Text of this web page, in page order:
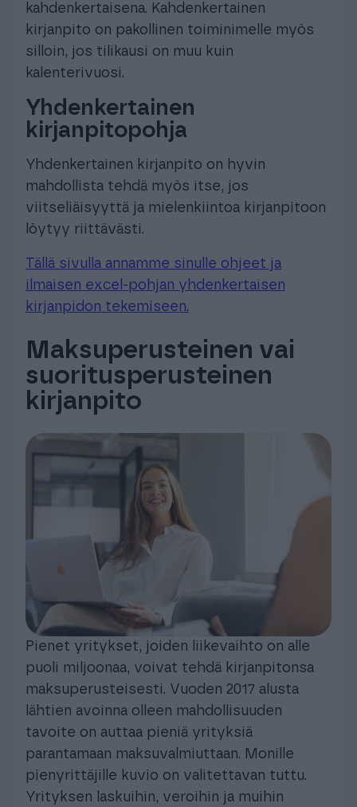
kahdenkertaisena. Kahdenkertainen
kirjanpito on pakollinen toiminimelle myös
silloin, jos tilikausi on muu kuin
kalenterivuosi.
Yhdenkertainen
kirjanpitopohja
Yhdenkertainen kirjanpito on hyvin
mahdollista tehdä myös itse, jos
viitseliäisyyttä ja mielenkiintoa kirjanpitoon
löytyy riittävästi.
Tällä sivulla annamme sinulle ohjeet ja
ilmaisen excel-pohjan yhdenkertaisen
kirjanpidon tekemiseen.
Maksuperusteinen vai
suoritusperusteinen
kirjanpito
Pienet yritykset, joiden liikevaihto on alle
puoli miljoonaa, voivat tehdä kirjanpitonsa
maksuperusteisesti. Vuoden 2017 alusta
lähtien avoinna olleen mahdollisuuden
tavoite on auttaa pieniä yrityksiä
parantamaan maksuvalmiuttaan. Monille
pienyrittäjille kuvio on valitettavan tuttu.
Yrityksen laskuihin, veroihin ja muihin